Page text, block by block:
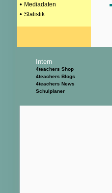
• Mediadaten
• Statistik
Intern
4teachers Shop
4teachers Blogs
4teachers News
Schulplaner